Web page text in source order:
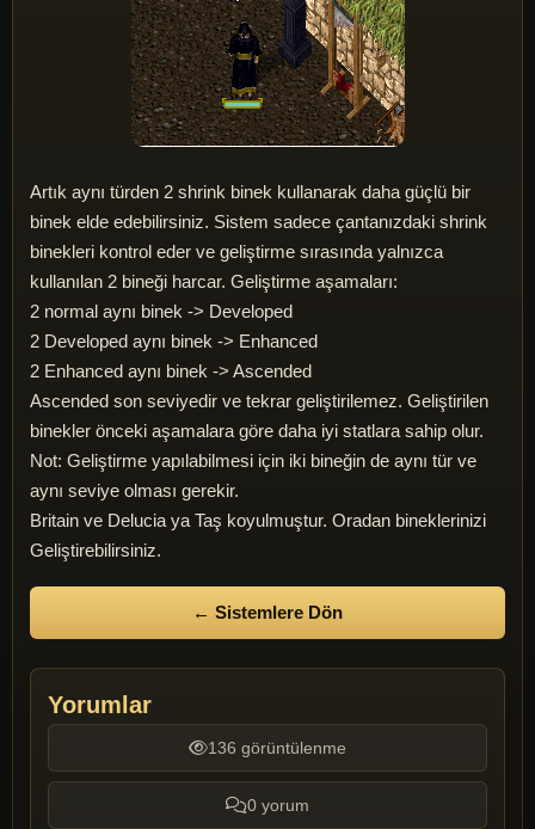
Artık aynı türden 2 shrink binek kullanarak daha güçlü bir
binek elde edebilirsiniz. Sistem sadece çantanızdaki shrink
binekleri kontrol eder ve geliştirme sırasında yalnızca
kullanılan 2 bineği harcar. Geliştirme aşamaları:
2 normal aynı binek -> Developed
2 Developed aynı binek -> Enhanced
2 Enhanced aynı binek -> Ascended
Ascended son seviyedir ve tekrar geliştirilemez. Geliştirilen
binekler önceki aşamalara göre daha iyi statlara sahip olur.
Not: Geliştirme yapılabilmesi için iki bineğin de aynı tür ve
aynı seviye olması gerekir.
Britain ve Delucia ya Taş koyulmuştur. Oradan bineklerinizi
Geliştirebilirsiniz.
← Sistemlere Dön
Yorumlar
136 görüntülenme
0 yorum